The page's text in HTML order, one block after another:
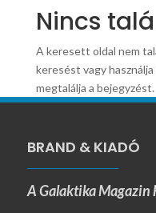
Nincs
A keresett oldal nem
keresést vagy
megtalálja a bejegyzést.
BRAND & KIADÓ
A Galaktika Magazin